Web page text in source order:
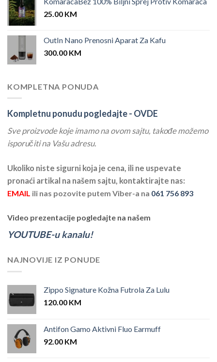
25.00 KM
OutIn Nano Prenosni Aparat Za Kafu
300.00 KM
KOMPLETNA PONUDA
Kompletnu ponudu pogledajte - OVDE
Sve proizvode koje imamo na ovom sajtu, takođe možemo
isporučiti na Vašu adresu.
Ukoliko niste sigurni koja je cena, ili ne uspevate
pronaći artikal na našem sajtu, kontaktirajte nas:
EMAIL ili nas pozovite putem Viber-a na 061 756 893
Video prezentacije pogledajte na našem
YOUTUBE-u kanalu!
NAJNOVIJE IZ PONUDE
Zippo Signature Kožna Futrola Za Lulu
120.00 KM
Antifon Gamo Aktivni Fluo Earmuff
92.00 KM